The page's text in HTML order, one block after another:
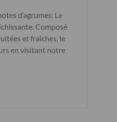
d’agrumes. Le
Composé
et fraîches, le
en visitant notre